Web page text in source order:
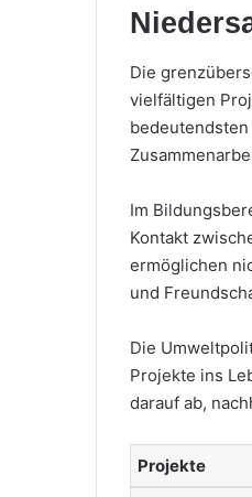
Die
vielfältigen
Im
Kontakt
ermöglichen
und
Die
Projekte ins
darauf ab,
Projekte